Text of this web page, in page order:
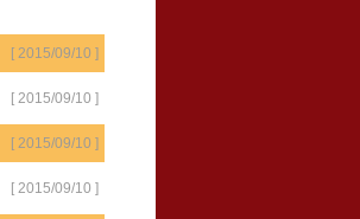
[ 2015/09/10 ]
[ 2015/09/10 ]
[ 2015/09/10 ]
[ 2015/09/10 ]